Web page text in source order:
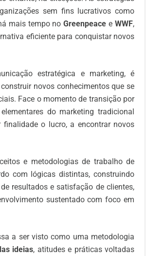
sem fins lucrativos como
mais tempo noGreenpeace e WWF,
eficiente para conquistar novos
estratégica e marketing, é
novos conhecimentos que se
Face o momento de transição por
do marketing tradicional
o lucro, a encontrar novos
e metodologias de trabalho de
com lógicas distintas, construindo
resultados e satisfação de clientes,
sustentado com foco em
a ser visto como uma metodologia
ideias, atitudes e práticas voltadas